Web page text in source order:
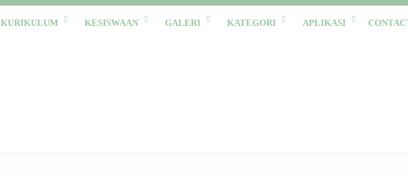
KURIKULUM KESISWAAN GALERI KATEGORI APLIKASI